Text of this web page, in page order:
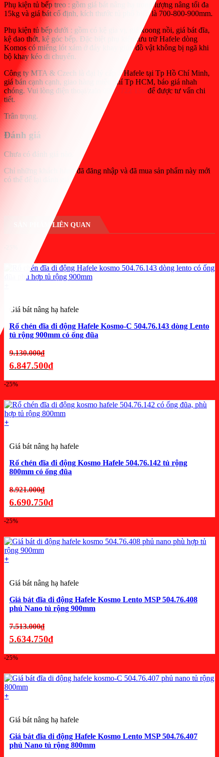
Phụ kiện tủ bếp treo : gồm giá bát nâng hạ trọng lượng nâng tối đa
15kg và giá bát cố định, kích thước tủ phổ biến là 700-800-900mm.
Phụ kiện tủ bếp dưới : gồm có kệ gia vị, giá xoong nồi, giá bát đĩa,
kệ dao thớt, kệ góc bếp. Đặc biệt phụ kiện lưu trữ Hafele dòng
Komos có miếng lót xám ở đáy khay giúp đồ vật không bị ngã khi
bộ khay kéo di chuyển.
Công ty MTA & Czech là đại lý cấp 1 Hafele tại Tp Hồ Chí Minh,
giá bán cạnh cạnh, giao hàng miễn phí Tp HCM, báo giá nhah
chóng. Vui lòng điện thoại/zalo
0903 722 138
để được tư vấn chi
tiết.
Trân trọng.
Đánh giá
Chưa có đánh giá nào.
Chỉ những khách hàng đã đăng nhập và đã mua sản phẩm này mới
có thể để lại đánh giá.
SẢN PHẨM LIÊN QUAN
Giá bát nâng hạ hafele
Rổ chén đĩa đi động Hafele Kosmo-C 504.76.143 dòng Lento
tủ rộng 900mm có ống đũa
9.130.000₫Giá
gốc
6.847.500₫
tại
là:
-25%
+
Giá bát nâng hạ hafele
Rổ chén đĩa đi động Kosmo Hafele 504.76.142 tủ rộng
800mm có ống đũa
8.921.000₫Giá
gốc
6.690.750₫
tại
là:
-25%
+
Giá bát nâng hạ hafele
Giá bát đĩa di động Hafele Kosmo Lento MSP 504.76.408
phủ Nano tủ rộng 900mm
7.513.000₫Giá
gốc
5.634.750₫
tại
là:
-25%
+
Giá bát nâng hạ hafele
Giá bát đĩa di động Hafele Kosmo Lento MSP 504.76.407
phủ Nano tủ rộng 800mm